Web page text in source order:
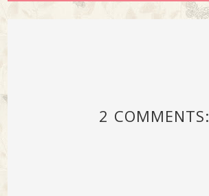
2 COMMENTS: